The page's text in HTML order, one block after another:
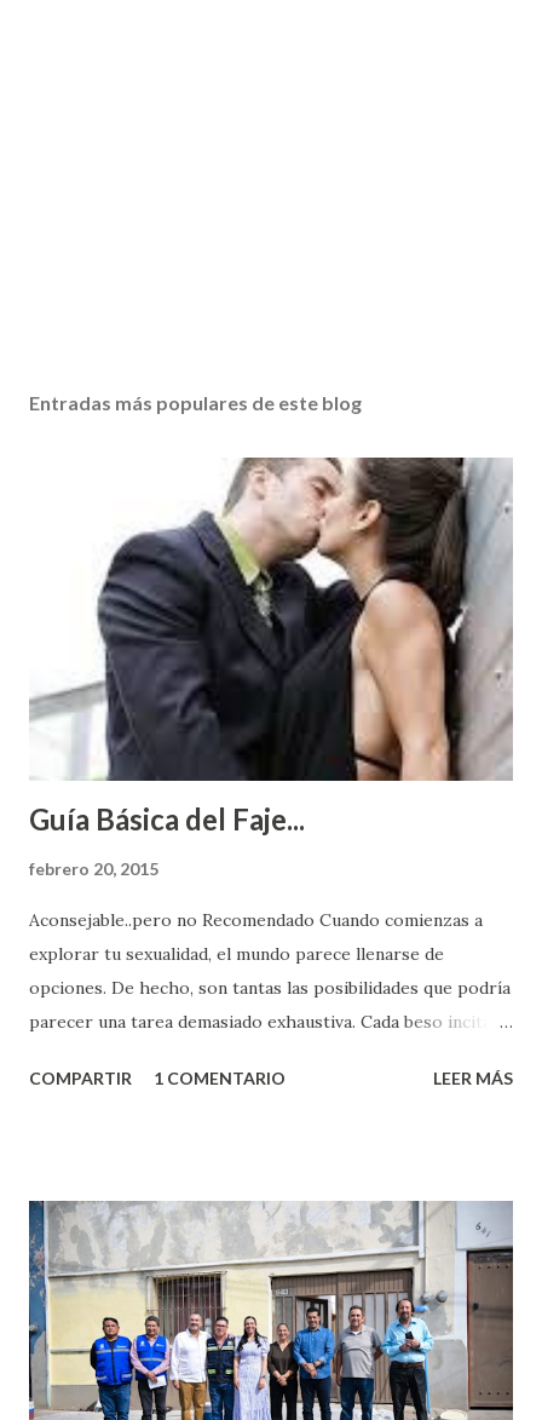
Entradas más populares de este blog
Guía Básica del Faje...
febrero 20, 2015
Aconsejable..pero no Recomendado Cuando comienzas a
explorar tu sexualidad, el mundo parece llenarse de
opciones. De hecho, son tantas las posibilidades que podría
parecer una tarea demasiado exhaustiva. Cada beso incita
partes de ti que jamás hubieras imaginado. El problema es
conoces ni la mitad de lo que deberías saber. Pero incluso
quienes ya han tenido relaciones sexuales no son expertos
o expertas en el tema. Siempre hay algo nuevo que
aprender y nuevas experiencias que conocer. Si eres una
chica y aún no has tenido relaciones sexuales, tal vez
pienses que el sexo será increíble y no puedas esperar para
COMPARTIR 1 COMENTARIO LEER MÁS